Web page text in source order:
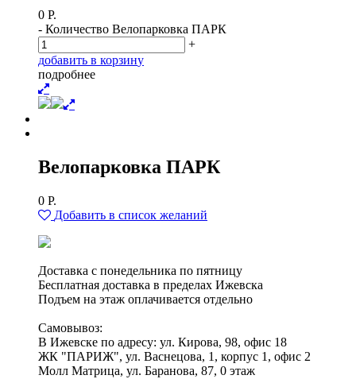
0 Р.
- Количество Велопарковка ПАРК
+
добавить в корзину
подробнее
Велопарковка ПАРК
0 Р.
Добавить в список желаний
Доставка с понедельника по пятницу
Бесплатная доставка в пределах Ижевска
Подъем на этаж оплачивается отдельно
Самовывоз:
В Ижевске по адресу: ул. Кирова, 98, офис 18
ЖК "ПАРИЖ", ул. Васнецова, 1, корпус 1, офис 2
Молл Матрица, ул. Баранова, 87, 0 этаж